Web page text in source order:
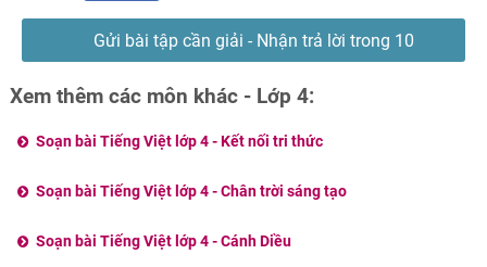
Gửi bài tập cần giải - Nhận trả lời trong 10
phút
Xem thêm các môn khác - Lớp 4:
Soạn bài Tiếng Việt lớp 4 - Kết nối tri thức
Soạn bài Tiếng Việt lớp 4 - Chân trời sáng tạo
Soạn bài Tiếng Việt lớp 4 - Cánh Diều